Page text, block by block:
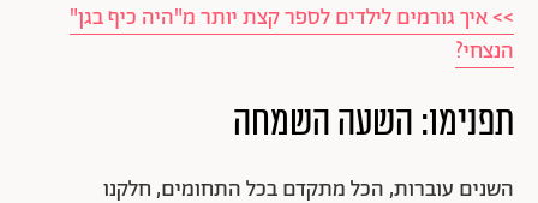
>> איך גורמים לילדים לספר קצת יותר מ"היה כיף בגן"
הנצחי?
תפנימו: השעה השמחה
השנים עוברות, הכל מתקדם בכל התחומים, חלקנו